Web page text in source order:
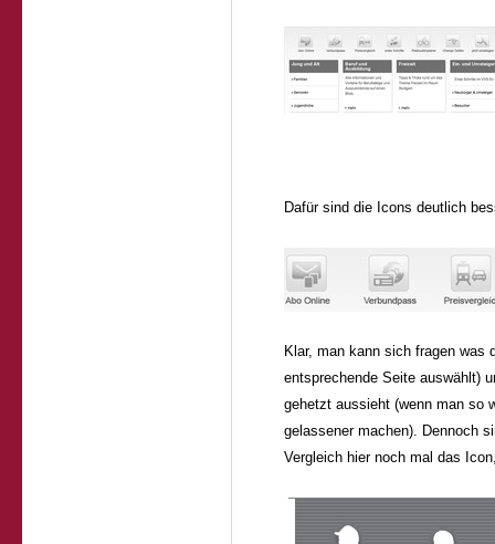
Dafür sind die Icons deutlich
Klar, man kann sich fragen was
entsprechende Seite auswählt)
gehetzt aussieht (wenn man so
gelassener machen). Dennoch
Vergleich hier noch mal das